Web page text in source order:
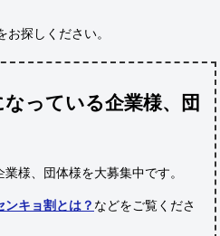
探しください。
っている企業様、団
業様、団体様を大募集中です。
ンキョ割とは？ などをご覧くださ